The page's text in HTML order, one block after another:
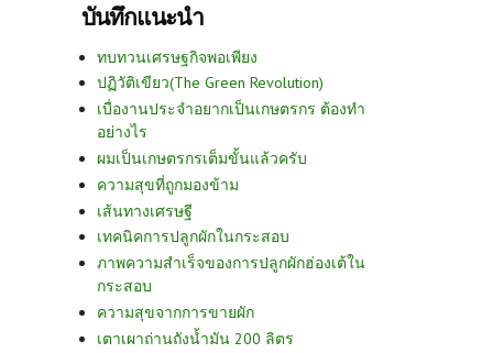
บันทึกแนะนำ
ทบทวนเศรษฐกิจพอเพียง
ปฏิวัติเขียว(The Green Revolution)
เบื่องานประจำอยากเป็นเกษตรกร ต้องทำ
อย่างไร
ผมเป็นเกษตรกรเต็มขั้นแล้วครับ
ความสุขที่ถูกมองข้าม
เส้นทางเศรษฐี
เทคนิคการปลูกผักในกระสอบ
ภาพความสำเร็จของการปลูกผักฮ่องเต้ใน
กระสอบ
ความสุขจากการขายผัก
เตาเผาถ่านถังน้ำมัน 200 ลิตร